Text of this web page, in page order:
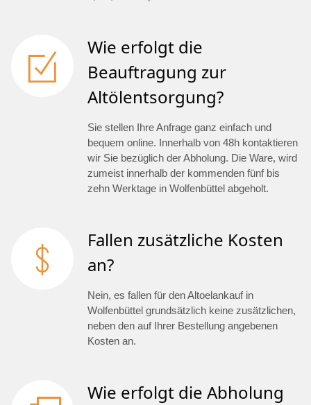
Wie erfolgt die
Beauftragung zur
Altölentsorgung?
Sie stellen Ihre Anfrage ganz einfach und
bequem online. Innerhalb von 48h kontaktieren
wir Sie bezüglich der Abholung. Die Ware, wird
zumeist innerhalb der kommenden fünf bis
zehn Werktage in Wolfenbüttel abgeholt.
Fallen zusätzliche Kosten
an?
Nein, es fallen für den Altoelankauf in
Wolfenbüttel grundsätzlich keine zusätzlichen,
neben den auf Ihrer Bestellung angebenen
Kosten an.
Wie erfolgt die Abholung